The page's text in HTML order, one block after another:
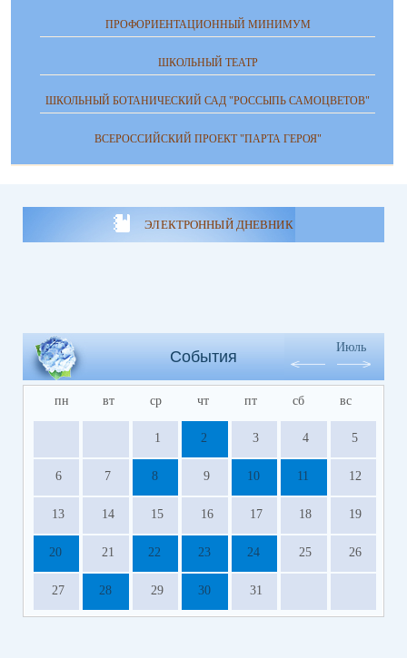
ПРОФОРИЕНТАЦИОННЫЙ МИНИМУМ
ШКОЛЬНЫЙ ТЕАТР
ШКОЛЬНЫЙ БОТАНИЧЕСКИЙ САД "РОССЫПЬ САМОЦВЕТОВ"
ВСЕРОССИЙСКИЙ ПРОЕКТ "ПАРТА ГЕРОЯ"
ЭЛЕКТРОННЫЙ ДНЕВНИК
События
Июль
пн вт ср чт пт сб вс
1 2 3 4 5
6 7 8 9 10 11 12
13 14 15 16 17 18 19
20 21 22 23 24 25 26
27 28 29 30 31